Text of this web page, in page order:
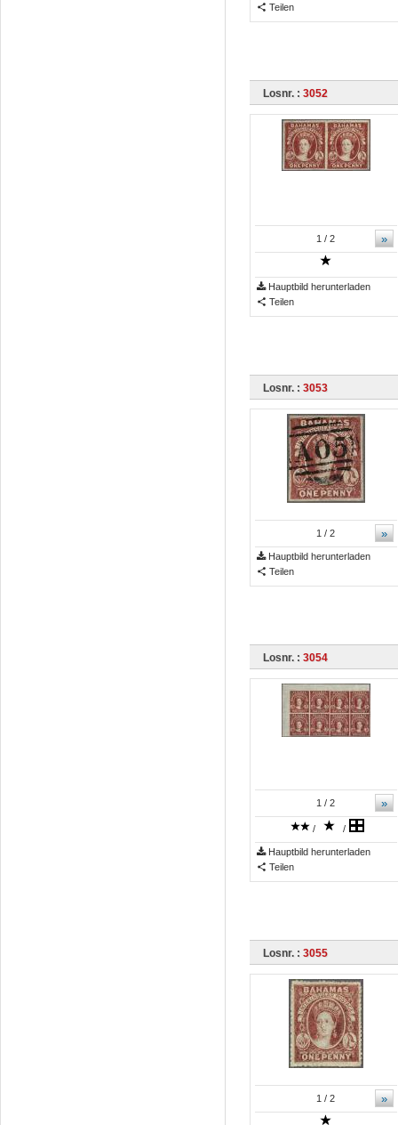
Teilen
Losnr. : 3052
»
1 / 2
Hauptbild herunterladen
Teilen
Losnr. : 3053
»
1 / 2
Hauptbild herunterladen
Teilen
Losnr. : 3054
»
1 / 2
/ /
Hauptbild herunterladen
Teilen
Losnr. : 3055
»
1 / 2